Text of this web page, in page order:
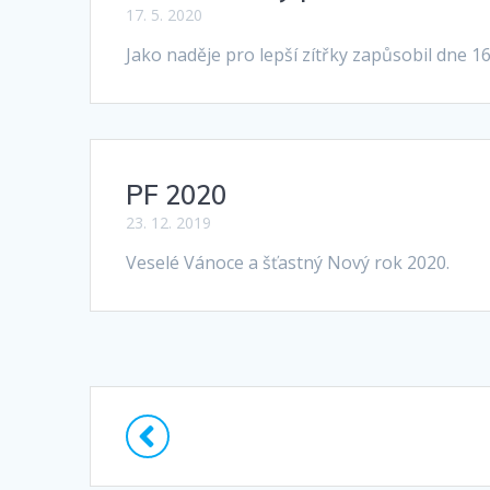
17. 5. 2020
Jako naděje pro lepší zítřky zapůsobil dne
PF 2020
23. 12. 2019
Veselé Vánoce a šťastný Nový rok 2020.
Příspěvek
navigace